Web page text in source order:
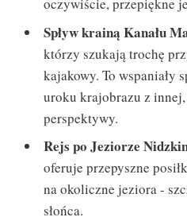
Spływ krainą Kanału
którzy szukają trochę
kajakowy. To wspaniały
uroku krajobrazu z
perspektywy.
Rejs po Jeziorze
oferuje przepyszne
na okoliczne jeziora -
słońca.